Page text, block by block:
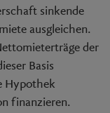
sinkende
ausgleichen.
der
Basis
Hypothek
finanzieren.